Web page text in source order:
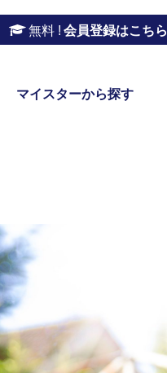
無料 ! 会員登録はこちら
マイスターから探す